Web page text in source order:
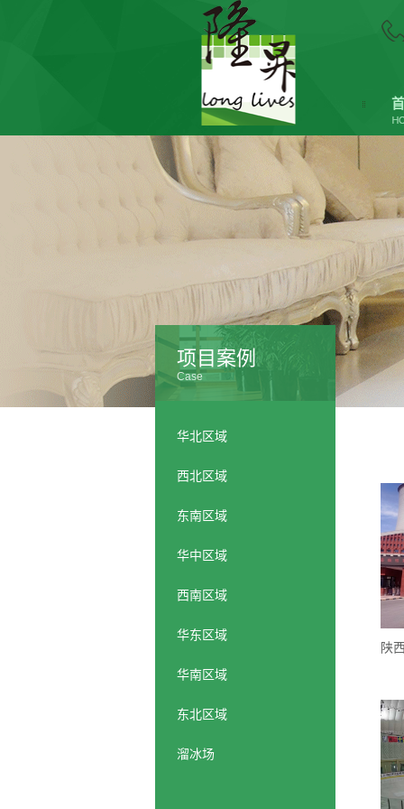
项目案例
Case
华北区域
西北区域
东南区域
华中区域
西南区域
华东区域
华南区域
东北区域
溜冰场